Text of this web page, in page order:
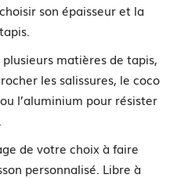
son épaisseur et la
matières de tapis,
les salissures, le coco
l’aluminium pour résister
de votre choix à faire
personnalisé. Libre à